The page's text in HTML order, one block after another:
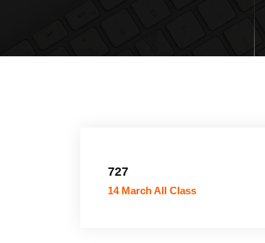
727
14 March All Class